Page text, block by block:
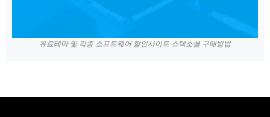
유료테마 및 각종 소프트웨어 할인사이트 스택소셜 구매방법